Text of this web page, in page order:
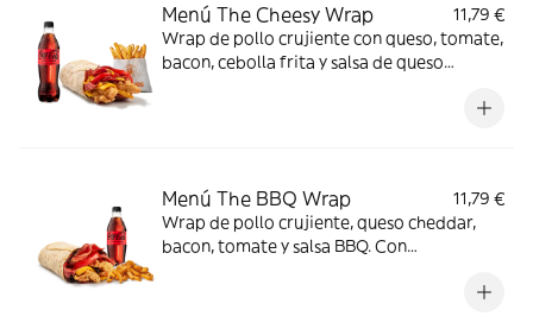
Menú The Cheesy Wrap
11,79 €
Wrap de pollo crujiente con queso, tomate,
bacon, cebolla frita y salsa de queso
Menú The BBQ Wrap
11,79 €
Wrap de pollo crujiente, queso cheddar,
bacon, tomate y salsa BBQ. Con